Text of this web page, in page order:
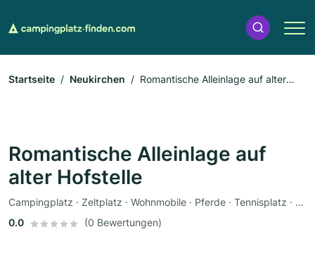
Startseite Neukirchen
Romantische Alleinlage auf alter
Romantische Alleinlage auf
alter Hofstelle
Campingplatz · Zeltplatz · Wohnmobile · Pferde · Tennisplatz · Parkplätze
0.0
(0 Bewertungen)